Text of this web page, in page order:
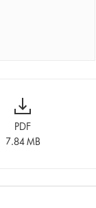
PDF
7.84 MB